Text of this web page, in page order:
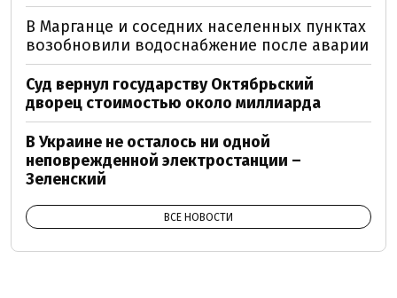
В Марганце и соседних населенных пунктах
возобновили водоснабжение после аварии
Суд вернул государству Октябрьский
дворец стоимостью около миллиарда
В Украине не осталось ни одной
неповрежденной электростанции –
Зеленский
ВСЕ НОВОСТИ